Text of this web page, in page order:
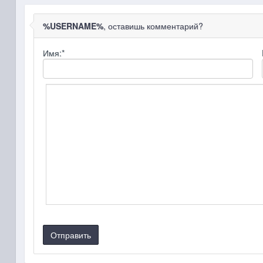
%USERNAME%, оставишь комментарий?
Имя:*
Отправить